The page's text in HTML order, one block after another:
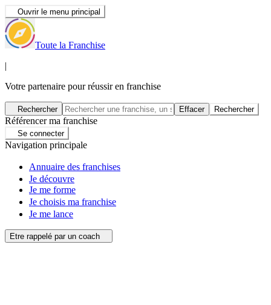
Ouvrir le menu principal
Toute la Franchise
|
Votre partenaire pour réussir en franchise
Rechercher Effacer Rechercher
Référencer ma franchise
Se connecter
Navigation principale
Annuaire des franchises
Je découvre
Je me forme
Je choisis ma franchise
Je me lance
Etre rappelé par un coach